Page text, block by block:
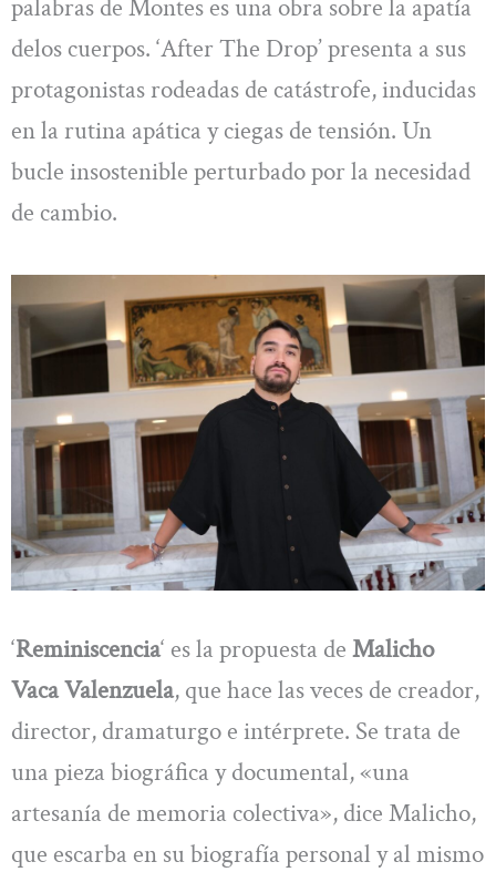
palabras de Montes es una obra sobre la apatía
delos cuerpos. ‘After The Drop’ presenta a sus
protagonistas rodeadas de catástrofe, inducidas
en la rutina apática y ciegas de tensión. Un
bucle insostenible perturbado por la necesidad
de cambio.
‘Reminiscencia‘ es la propuesta de Malicho
Vaca Valenzuela, que hace las veces de creador,
director, dramaturgo e intérprete. Se trata de
una pieza biográfica y documental, «una
artesanía de memoria colectiva», dice Malicho,
que escarba en su biografía personal y al mismo